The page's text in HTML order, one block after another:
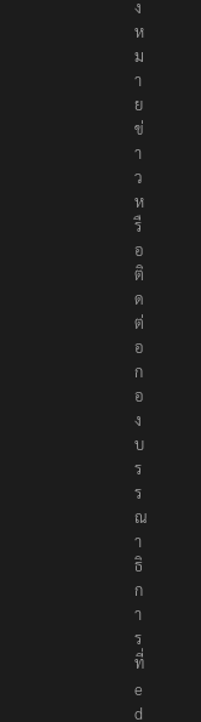
ง
ห
ม
า
ย
ข่
า
ว
ห
รื
อ
ติ
ด
ต่
อ
ก
อ
ง
บ
ร
ร
ณ
า
ธิ
ก
า
ร
ที่
e
d